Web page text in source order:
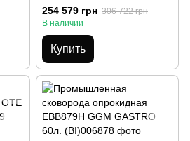
Kogast
254 579 грн 306 722 грн
В наличии
Купить